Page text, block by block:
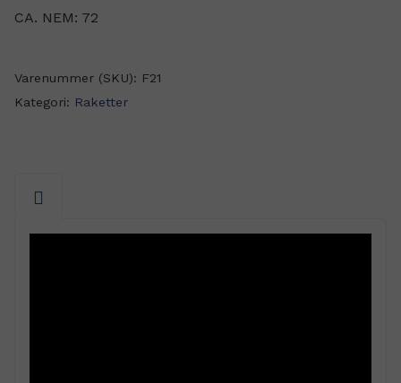
CA. NEM: 72
Varenummer (SKU): F21
Kategori: Raketter